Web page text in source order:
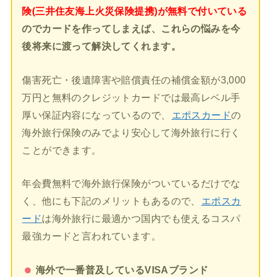
険(三井住友海上火災保険提携)が無料で付いている
のでカードを作ってしまえば、これらの悩みを今
後将来に渡って解決してくれます。
傷害死亡・後遺障害や賠償責任の補償金額が3,000
万円と無料のクレジットカードでは最高レベル手
厚い保証内容になっているので、
エポスカードの
海外旅行保険のみでより安心して海外旅行に行く
ことができます。
年会費無料で海外旅行保険がついているだけでな
く、他にも下記のメリットもあるので、
エポスカ
ードは海外旅行に最適かつ国内でも使えるコスパ
最強カードと言われています。
海外で一番普及しているVISAブランド